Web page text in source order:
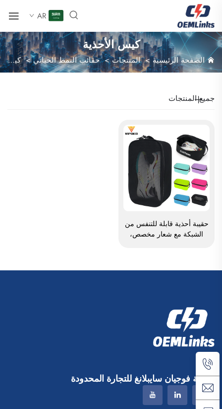
AR
كيس الأحذية
الصفحة الرئيسية>المنتجات>حقائب النمط الحياتي>كيس الأحذية
جميع المنتجات
حقيبة أحذية قابلة للتنفس من
الشبكة مع شعار مخصص،
شركة فوجيان سايبلانغ للتجارة المحدودة